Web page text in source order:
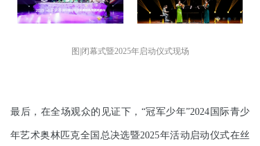
图 闭幕式暨2025年启动仪式现场
最后，在全场观众的见证下，“冠军少年”2024国际青少
年艺术奥林匹克全国总决选暨2025年活动启动仪式在丝